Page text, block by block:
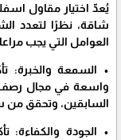
يُعدّ اختيار مقاول
شاقة، نظرًا لتعدد
العوامل التي يجب
• السمعة والخبرة:
واسعة في مجال رصف
السابقين، وتحقق من
• الجودة والكفاءة: